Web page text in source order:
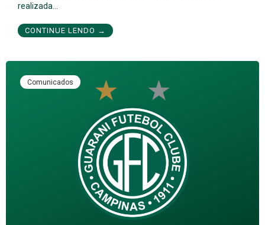
realizada…
CONTINUE LENDO →
Comunicados